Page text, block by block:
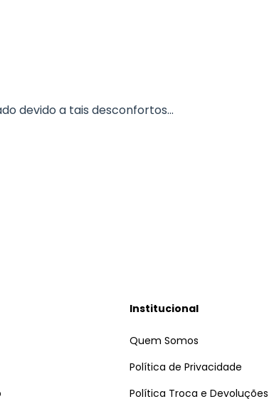
devido a tais desconfortos...
Institucional
Quem Somos
Política de Privacidade
Política Troca e Devoluções